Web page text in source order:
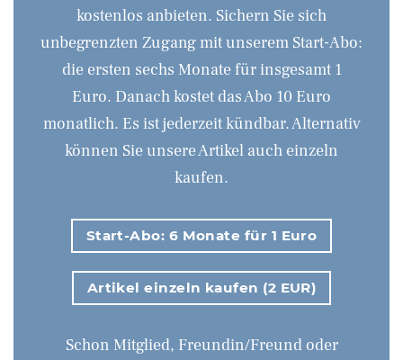
kostenlos anbieten. Sichern Sie sich
unbegrenzten Zugang mit unserem Start-Abo:
die ersten sechs Monate für insgesamt 1
Euro. Danach kostet das Abo 10 Euro
monatlich. Es ist jederzeit kündbar. Alternativ
können Sie unsere Artikel auch einzeln
kaufen.
Start-Abo: 6 Monate für 1 Euro
Artikel einzeln kaufen (2 EUR)
Schon Mitglied, Freundin/Freund oder